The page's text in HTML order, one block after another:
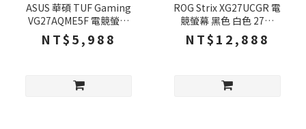
ASUS 華碩 TUF Gaming
VG27AQME5F 電競螢幕
27吋 255Hz 2K 0.3ms 內
建喇叭
NT$5,988
ROG Strix XG27UCGR 電
競螢幕 黑色 白色 27吋
162Hz 4K 0.3ms 可旋轉
電腦螢幕 遊戲螢幕 螢幕
NT$12,888